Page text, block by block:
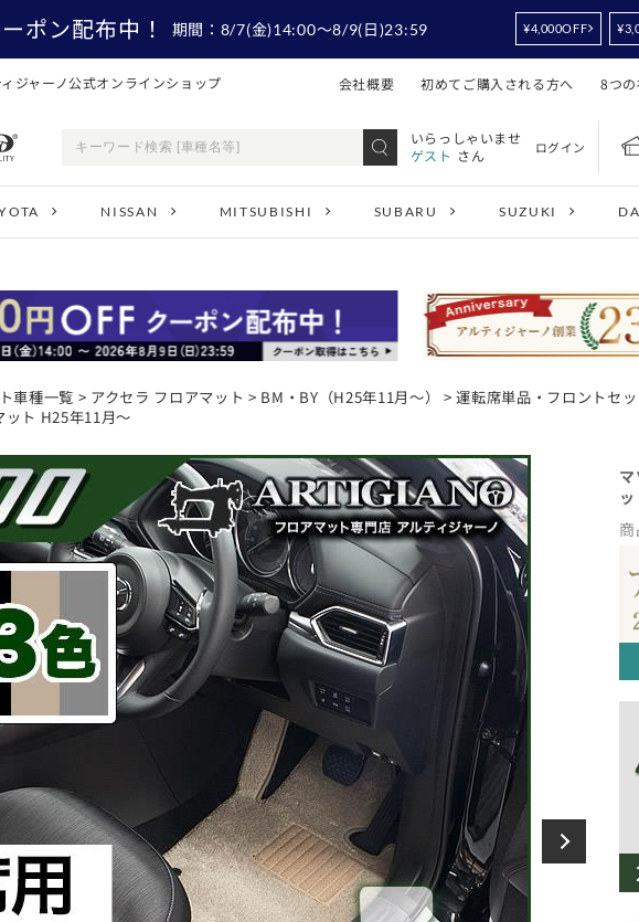
ポン配布中！ 期間： 8/7(金)14:00～8/9(日)23:59 ¥4,000OFF
ジャーノ公式オンラインショップ 会社概要 初めてご購入される方へ 8つの
いらっしゃいませ
ゲスト さん ログイン
NISSAN MITSUBISHI SUBARU SUZUKI
車種一覧 > アクセラ フロアマット > BM・BY（H25年11月～） >運転席単品・フロントセッ
ット H25年11月～